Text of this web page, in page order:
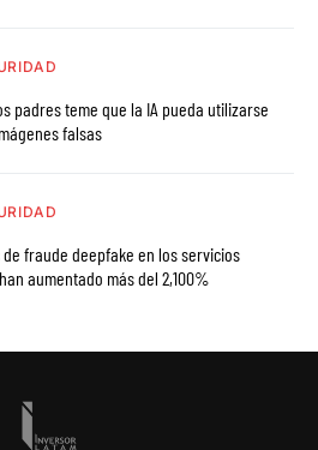
padres teme que la IA pueda utilizarse
falsas
fraude deepfake en los servicios
aumentado más del 2,100%